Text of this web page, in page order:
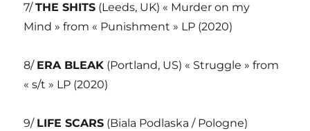
7/THE SHITS (Leeds, UK) « Murder on my
Mind » from « Punishment » LP (2020)
8/ ERA BLEAK (Portland, US) « Struggle » from
« s/t » LP (2020)
9/ LIFE SCARS (Biala Podlaska / Pologne)